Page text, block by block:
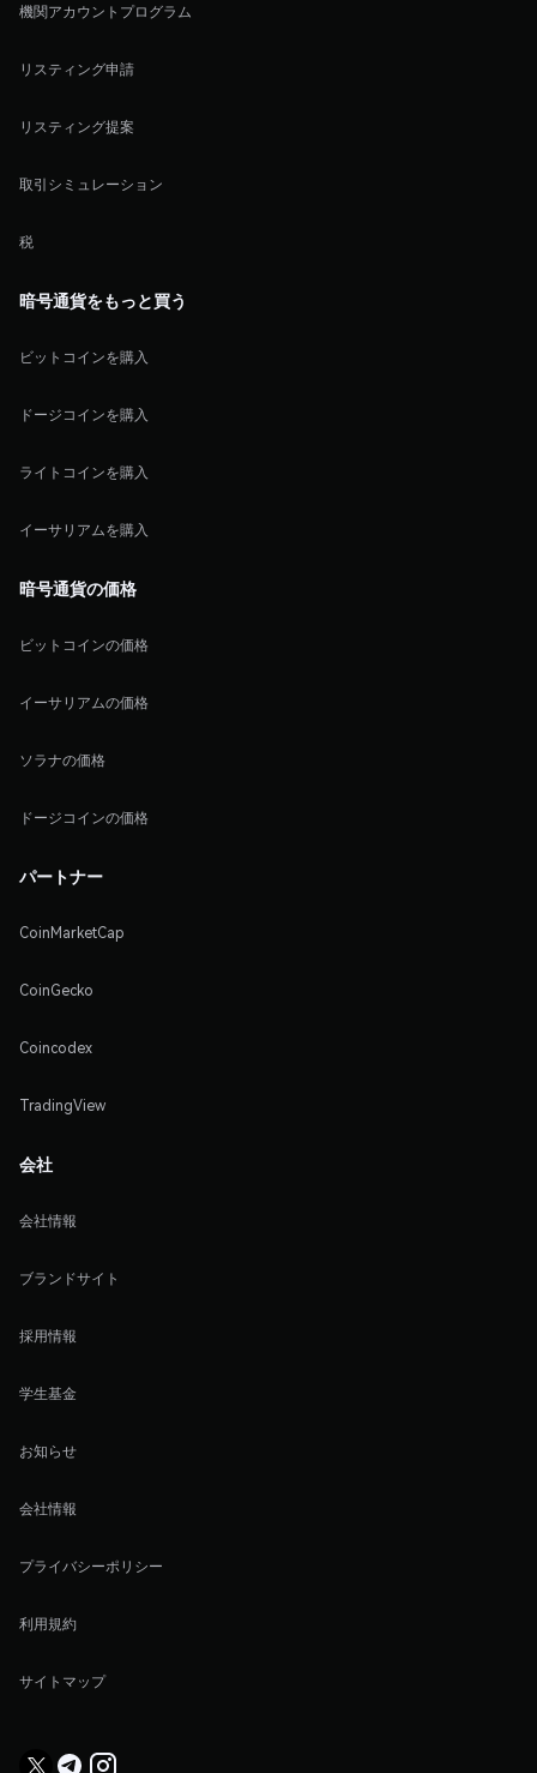
機関アカウントプログラム
リスティング申請
リスティング提案
取引シミュレーション
税
暗号通貨をもっと買う
ビットコインを購入
ドージコインを購入
ライトコインを購入
イーサリアムを購入
暗号通貨の価格
ビットコインの価格
イーサリアムの価格
ソラナの価格
ドージコインの価格
パートナー
CoinMarketCap
CoinGecko
Coincodex
TradingView
会社
会社情報
ブランドサイト
採用情報
学生基金
お知らせ
会社情報
プライバシーポリシー
利用規約
サイトマップ